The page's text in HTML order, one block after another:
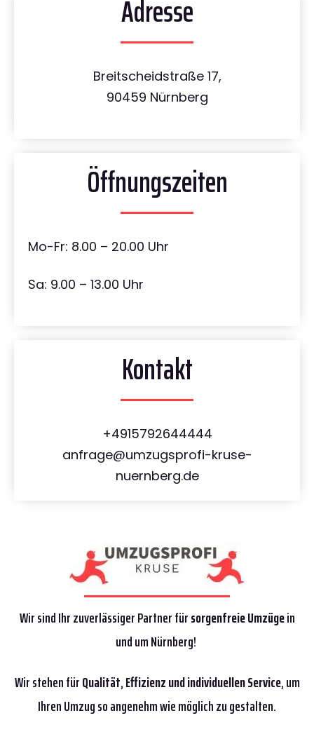
Adresse
Breitscheidstraße 17,
90459 Nürnberg
Öffnungszeiten
Mo-Fr: 8.00 – 20.00 Uhr
Sa: 9.00 – 13.00 Uhr
Kontakt
+4915792644444
anfrage@umzugsprofi-kruse-
nuernberg.de
Wir sind Ihr zuverlässiger Partner fürsorgenfreie Umzügein
und um Nürnberg!
Wir stehen fürQualität,Effizienzund individuellen Service, um
Ihren Umzug so angenehm wie möglich zu gestalten.